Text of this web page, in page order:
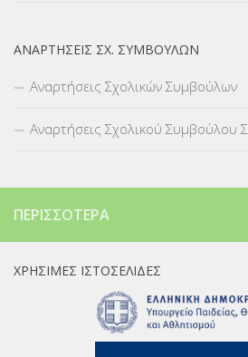
ΑΝΑΡΤΉΣΕΙΣ ΣΧ. ΣΥΜΒΟΎΛΩΝ
Αναρτήσεις Σχολικών Συμβούλων
Αναρτήσεις Σχολικού Συμβούλου
ΠΕΡΙΣΣΌΤΕΡΑ
ΧΡΉΣΙΜΕΣ ΙΣΤΟΣΕΛΊΔΕΣ